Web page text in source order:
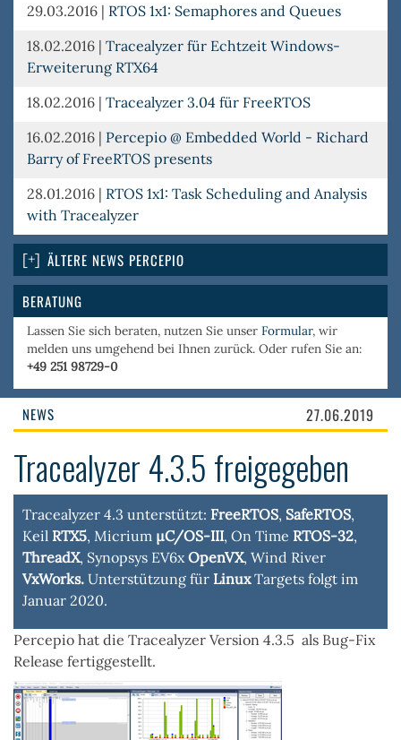
29.03.2016 | RTOS 1x1: Semaphores and Queues
18.02.2016 | Tracealyzer für Echtzeit Windows-
Erweiterung RTX64
18.02.2016 | Tracealyzer 3.04 für FreeRTOS
16.02.2016 | Percepio @ Embedded World - Richard
Barry of FreeRTOS presents
28.01.2016 | RTOS 1x1: Task Scheduling and Analysis
with Tracealyzer
ÄLTERE NEWS PERCEPIO
BERATUNG
Lassen Sie sich beraten, nutzen Sie unser Formular, wir
melden uns umgehend bei Ihnen zurück. Oder rufen Sie an:
+49 251 98729-0
NEWS 27.06.2019
Tracealyzer 4.3.5 freigegeben
Tracealyzer 4.3 unterstützt: FreeRTOS, SafeRTOS,
Keil RTX5, Micrium µC/OS-III, On Time RTOS-32,
ThreadX, Synopsys EV6x OpenVX, Wind River
VxWorks. Unterstützung für LinuxTargets folgt im
Januar 2020.
Percepio hat die Tracealyzer Version 4.3.5 als Bug-Fix
Release fertiggestellt.